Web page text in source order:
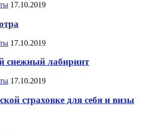
17.10.2019
17.10.2019
снежный лабиринт
17.10.2019
страховке для себя и визы